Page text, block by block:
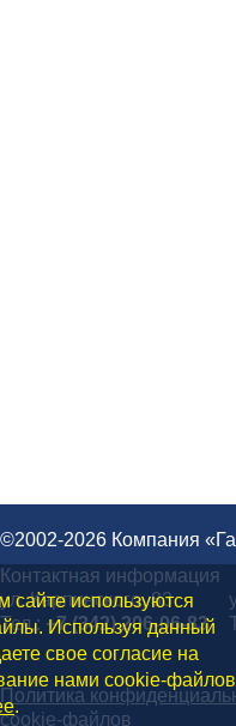
©2002-2026 Компания
Контактная информация
ул. Карпинского, 83
Тел.: +7 (342) 206-06-83
Политика
cookie-файлов
сайте используются
Используя данный
свое согласие на
нами cookie-
.